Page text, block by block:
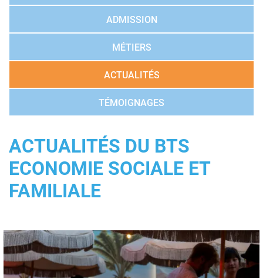
ADMISSION
MÉTIERS
ACTUALITÉS
TÉMOIGNAGES
ACTUALITÉS DU BTS
ECONOMIE SOCIALE ET
FAMILIALE